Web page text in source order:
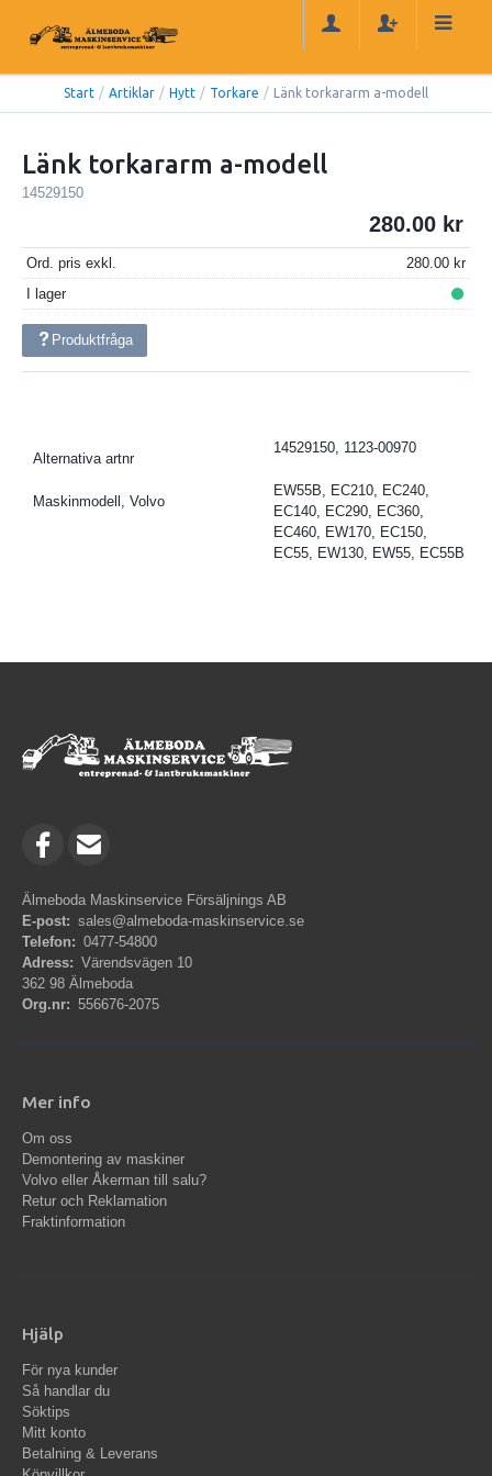
Start / Artiklar / Hytt / Torkare / Länk torkararm a-modell
Länk torkararm a-modell
14529150
280.00
Ord. pris exkl.
280.00
I lager
Produktfråga
Alternativa artnr
14529150, 1123-00970
Maskinmodell, Volvo
EW55B, EC210, EC240,
EC140, EC290, EC360,
EC460, EW170, EC150,
EC55, EW130, EW55, EC55B
Älmeboda Maskinservice Försäljnings AB
E-post: sales@almeboda-maskinservice.se
Telefon: 0477-54800
Adress: Värendsvägen 10
362 98 Älmeboda
Org.nr: 556676-2075
Mer info
Om oss
Demontering av maskiner
Volvo eller Åkerman till salu?
Retur och Reklamation
Fraktinformation
Hjälp
För nya kunder
Så handlar du
Söktips
Mitt konto
Betalning & Leverans